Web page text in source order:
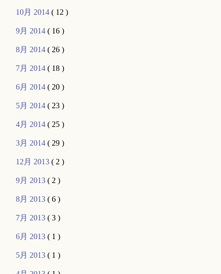
10月 2014( 12 )
9月 2014( 16 )
8月 2014( 26 )
7月 2014( 18 )
6月 2014( 20 )
5月 2014( 23 )
4月 2014( 25 )
3月 2014( 29 )
12月 2013( 2 )
9月 2013( 2 )
8月 2013( 6 )
7月 2013( 3 )
6月 2013( 1 )
5月 2013( 1 )